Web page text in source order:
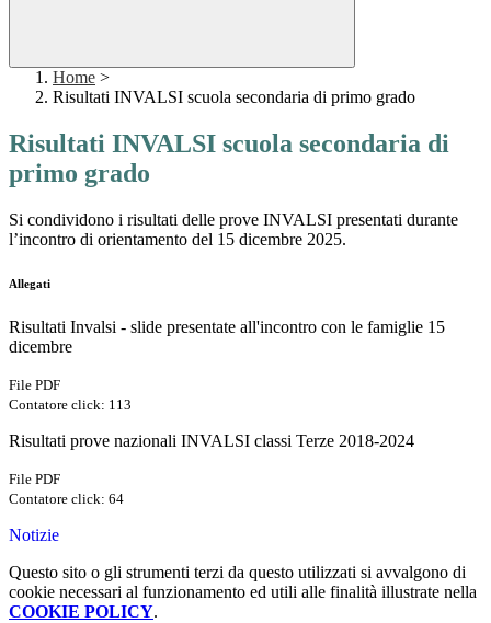
Home >
Risultati INVALSI scuola secondaria di primo grado
Risultati INVALSI scuola secondaria di
primo grado
Si condividono i risultati delle prove INVALSI presentati durante
l’incontro di orientamento del 15 dicembre 2025.
Allegati
Risultati Invalsi - slide presentate all'incontro con le famiglie 15
dicembre
File PDF
Contatore click: 113
Risultati prove nazionali INVALSI classi Terze 2018-2024
File PDF
Contatore click: 64
Notizie
Questo sito o gli strumenti terzi da questo utilizzati si avvalgono di
cookie necessari al funzionamento ed utili alle finalità illustrate nella
COOKIE POLICY.